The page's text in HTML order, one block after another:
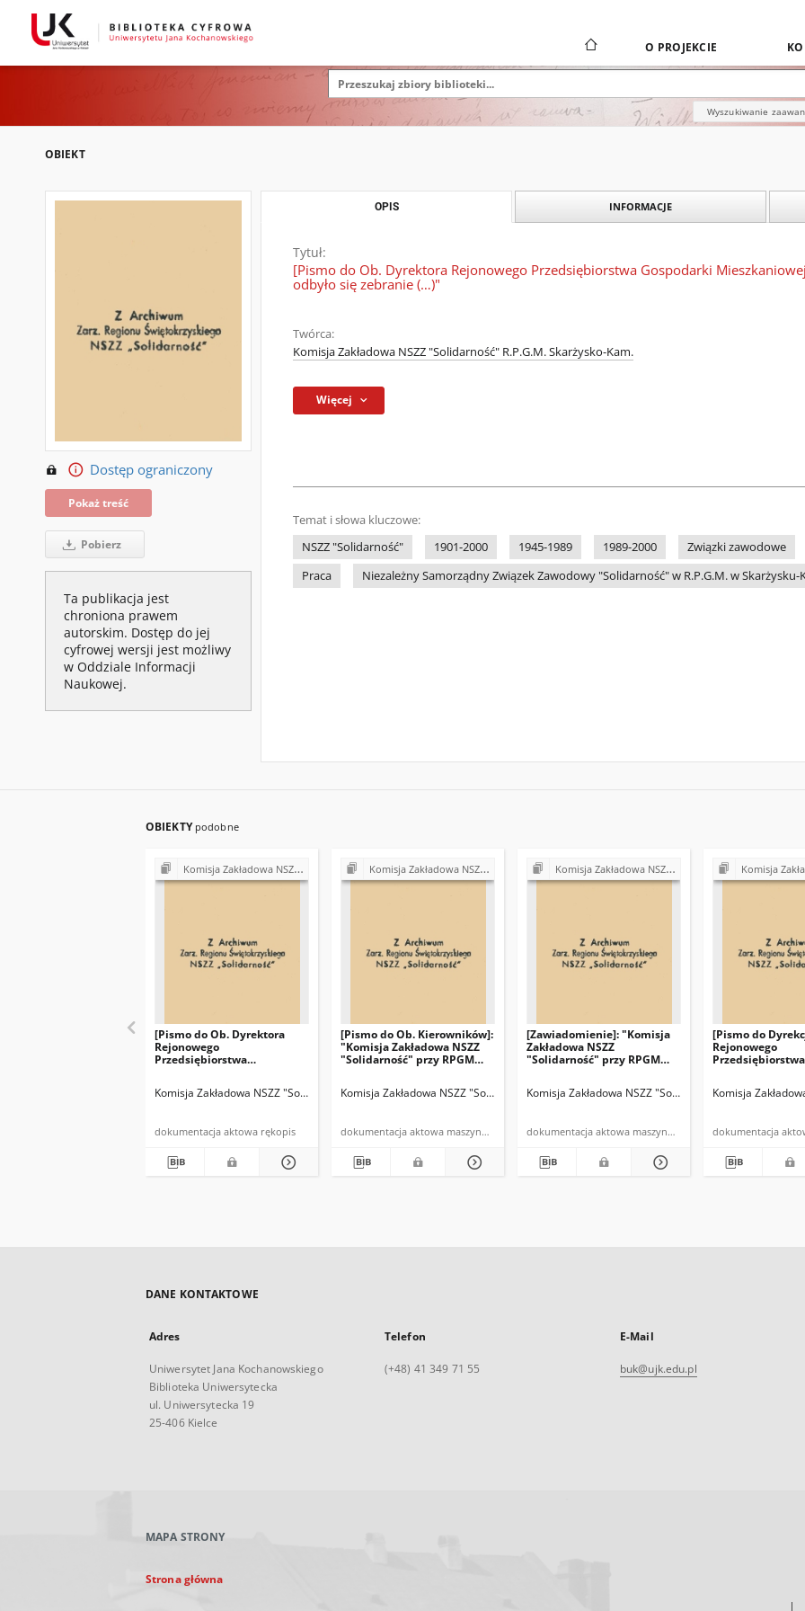
O PROJEKCIE
Wyszukiwanie
OBIEKT
Dostęp ograniczony
Pokaż treść
Pobierz
Ta publikacja jest
chroniona prawem
autorskim. Dostęp do jej
cyfrowej wersji jest możliwy
w Oddziale Informacji
Naukowej.
OPIS INFORMACJE
Tytuł:
[Pismo do Ob. Dyrektora Rejonowego Przedsiębiorstwa Gospodarki
odbyło się zebranie (…)"
Twórca:
Komisja Zakładowa NSZZ "Solidarność" R.P.G.M. Skarżysko-Kam.
Więcej
Temat i słowa kluczowe:
NSZZ "Solidarność"
1901-2000 1945-1989 1989-2000 Związki zawodowe
Praca
Niezależny Samorządny Związek Zawodowy "Solidarność" w R.P.G.M. w Skarżysku-
OBIEKTY podobne
Komisja Zakładowa NSZZ "Solidarność" przy Rejonowym Przedsiębiorstwie Gospodarki Mieszkaniowej w Skarżysku-Kamiennej
[Pismo do Ob. Dyrektora
Rejonowego
Przedsiębiorstwa
związku ze zbliżającymi się
NSZZ "Solidarność"
pracowników (…)"
Komisja Zakładowa NSZZ "Solidarność" R.P.G.M. Skarżysko-Kam.
dokumentacja aktowa rękopis
Komisja Zakładowa NSZZ "Solidarność" przy Rejonowym Przedsiębiorstwie Gospodarki Mieszkaniowej w Skarżysku-Kamiennej
[Pismo do Ob. Kierowników]:
"Komisja Zakładowa NSZZ
"Solidarność" przy RPGM
Komisja Zakładowa NSZZ "Solidarność" R.P.G.M. Skarżysko-Kamienna Niezależny
dokumentacja aktowa maszynopis
Komisja Zakładowa NSZZ "Solidarność" przy Rejonowym Przedsiębiorstwie Gospodarki Mieszkaniowej w Skarżysku-Kamiennej
[Zawiadomienie]: "Komisja
Zakładowa NSZZ
"Solidarność" przy RPGM
Komisja Zakładowa NSZZ "Solidarność" RPGM
dokumentacja aktowa maszynopis
Komisja Zakładowa NSZZ "Solidarność" przy Rejonowym
[Pismo do
Rejonowego
Przedsiębiorstwa
"Solidarność"
Komisja
DANE KONTAKTOWE
Adres
Uniwersytet Jana Kochanowskiego
Biblioteka Uniwersytecka
ul. Uniwersytecka 19
25-406 Kielce
Telefon
(+48) 41 349 71 55
E-Mail
buk@ujk.edu.pl
MAPA STRONY
Strona główna